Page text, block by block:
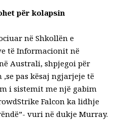
për kolapsin
në Shkollën e
të Informacionit në
Australi, shpjegoi për
pas kësaj ngjarjeje të
i sistemit me një gabim
Falcon ka lidhje
vuri në dukje Murray.